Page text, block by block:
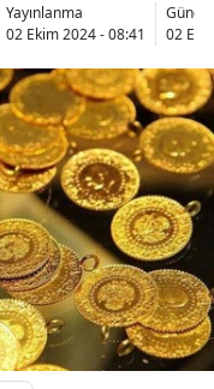
Yayınlanma
02 Ekim 2024 - 08:41
02